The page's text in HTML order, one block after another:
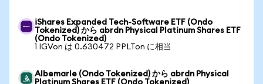
iShares Expanded Tech-Software ETF (Ondo
Tokenized) から abrdn Physical Platinum Shares ETF
(Ondo Tokenized)
1 IGVon は 0.630472 PPLTon に相当
Albemarle (Ondo Tokenized) から abrdn Physical
Platinum Shares ETF (Ondo Tokenized)